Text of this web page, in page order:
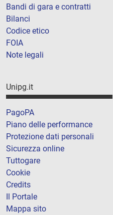
Bandi di gara e contratti
Bilanci
Codice etico
FOIA
Note legali
Unipg.it
PagoPA
Piano delle performance
Protezione dati personali
Sicurezza online
Tuttogare
Cookie
Credits
Il Portale
Mappa sito